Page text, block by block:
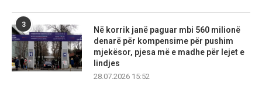
3
Në korrik janë paguar mbi 560 milionë
denarë për kompensime për pushim
mjekësor, pjesa më e madhe për lejet e
lindjes
28.07.2026 15:52